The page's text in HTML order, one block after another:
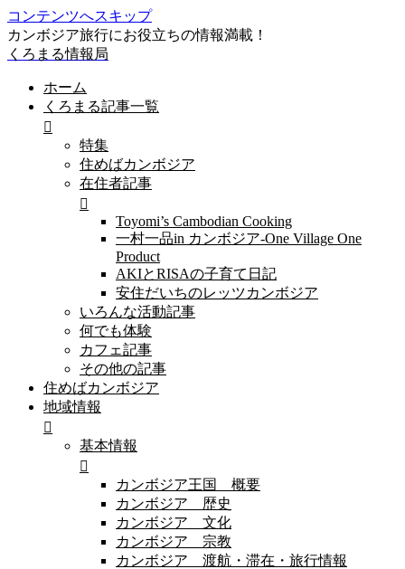
コンテンツへスキップ
カンボジア旅行にお役立ちの情報満載！
くろまる情報局
ホーム
くろまる記事一覧
特集
住めばカンボジア
在住者記事
Toyomi’s Cambodian Cooking
一村一品in カンボジア-One Village One
Product
AKIとRISAの子育て日記
安住だいちのレッツカンボジア
いろんな活動記事
何でも体験
カフェ記事
その他の記事
住めばカンボジア
地域情報
基本情報
カンボジア王国 概要
カンボジア 歴史
カンボジア 文化
カンボジア 宗教
カンボジア 渡航・滞在・旅行情報